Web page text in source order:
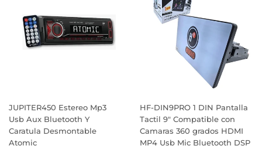
JUPITER450 Estereo Mp3
Usb Aux Bluetooth Y
Caratula Desmontable
Atomic
HF-DIN9PRO 1 DIN Pantalla
Tactil 9" Compatible con
Camaras 360 grados HDMI
MP4 Usb Mic Bluetooth DSP